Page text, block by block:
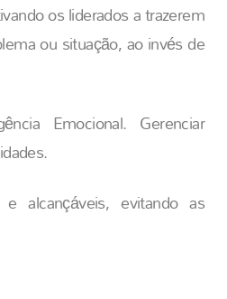
os liderados a trazerem
ou situação, ao invés de
Emocional. Gerenciar
alcançáveis, evitando as